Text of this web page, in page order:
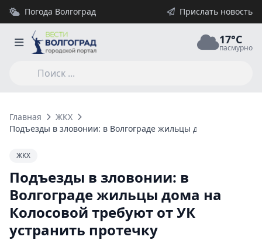
Погода Волгоград Прислать новость
17°C
пасмурно
Главная
ЖКХ
Подъезды в зловонии: в Волгограде жильцы дома на
ЖКХ
Подъезды в зловонии: в
Волгограде жильцы дома на
Колосовой требуют от УК
устранить протечку